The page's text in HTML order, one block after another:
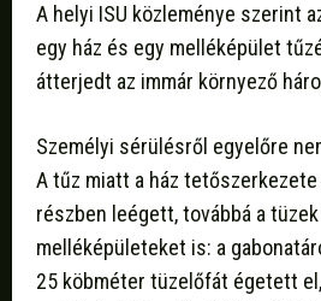
A helyi ISU közleménye szerint
egy ház és egy melléképület
átterjedt az immár környező
Személyi sérülésről egyelőre
A tűz miatt a ház
részben leégett, továbbá a
melléképületeket is: a
25 köbméter tüzelőfát égetett